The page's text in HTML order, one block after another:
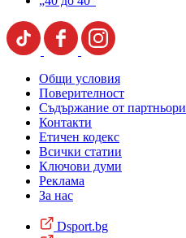
Общи условия
Поверителност
Съдържание от партньори
Контакти
Етичен кодекс
Всички статии
Ключови думи
Реклама
За нас
Dsport.bg